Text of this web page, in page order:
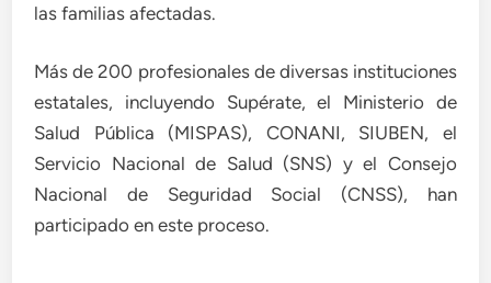
las familias afectadas.
Más de 200 profesionales de diversas instituciones
estatales, incluyendo Supérate, el Ministerio de
Salud Pública (MISPAS), CONANI, SIUBEN, el
Servicio Nacional de Salud (SNS) y el Consejo
Nacional de Seguridad Social (CNSS), han
participado en este proceso.